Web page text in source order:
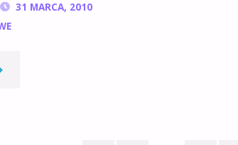
31 MARCA, 2010